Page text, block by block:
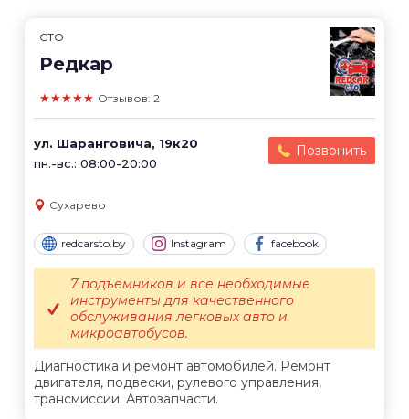
СТО
Редкар
★★★★★ Отзывов: 2
ул. Шаранговича, 19к20
пн.-вс.: 08:00-20:00
Позвонить
Сухарево
redcarsto.by Instagram facebook
Диагностика и ремонт автомобилей. Ремонт
двигателя, подвески, рулевого управления,
трансмиссии. Автозапчасти.
7 подъемников и все необходимые
инструменты для качественного
обслуживания легковых авто и
микроавтобусов.